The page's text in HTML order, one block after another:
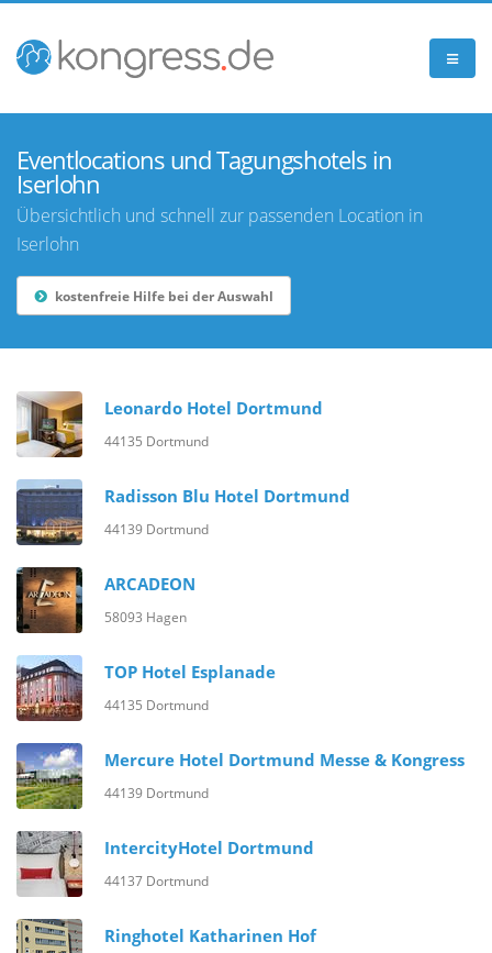
Eventlocations und Tagungshotels in
Iserlohn
Übersichtlich und schnell zur passenden Location in
Iserlohn
kostenfreie Hilfe bei der Auswahl
Leonardo Hotel Dortmund
44135 Dortmund
Radisson Blu Hotel Dortmund
44139 Dortmund
ARCADEON
58093 Hagen
TOP Hotel Esplanade
44135 Dortmund
Mercure Hotel Dortmund Messe & Kongress
44139 Dortmund
IntercityHotel Dortmund
44137 Dortmund
Ringhotel Katharinen Hof